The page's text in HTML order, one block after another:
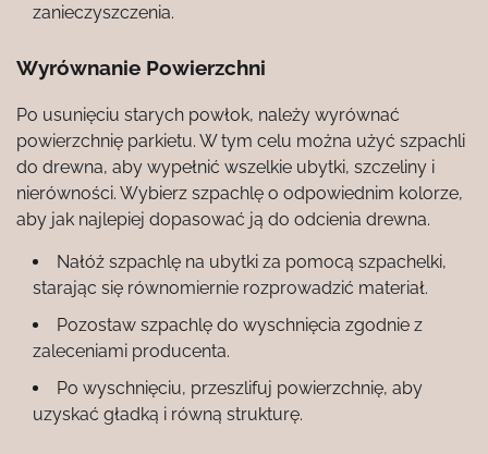
zanieczyszczenia.
Wyrównanie Powierzchni
Po usunięciu starych powłok, należy wyrównać
powierzchnię parkietu. W tym celu można użyć szpachli
do drewna, aby wypełnić wszelkie ubytki, szczeliny i
nierówności. Wybierz szpachlę o odpowiednim kolorze,
aby jak najlepiej dopasować ją do odcienia drewna.
Nałóż szpachlę na ubytki za pomocą szpachelki,
starając się równomiernie rozprowadzić materiał.
Pozostaw szpachlę do wyschnięcia zgodnie z
zaleceniami producenta.
Po wyschnięciu, przeszlifuj powierzchnię, aby
uzyskać gładką i równą strukturę.